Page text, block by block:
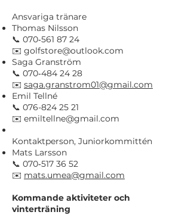
Ansvariga tränare
Thomas Nilsson
📞 070‑561 87 24
✉️ golfstore@outlook.com
Saga Granström
📞 070‑484 24 28
✉️ saga.granstrom01@gmail.com
Emil Tellné
📞 076-824 25 21
✉️ emiltellne@gmail.com
Kontaktperson, Juniorkommittén
Mats Larsson
📞 070‑517 36 52
✉️ mats.umea@gmail.com
Kommande aktiviteter och
vinterträning